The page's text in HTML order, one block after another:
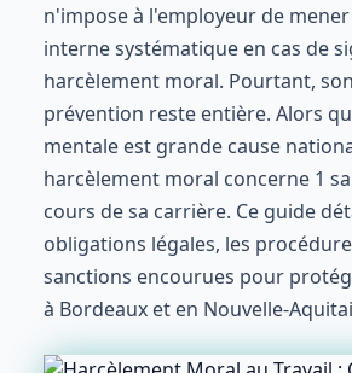
n'impose à l'employeur de
interne systématique en cas de
harcèlement moral. Pourtant,
prévention reste entière. Alors
mentale est grande cause
harcèlement moral concerne 1
cours de sa carrière. Ce guide
obligations légales, les
sanctions encourues pour
à Bordeaux et en Nouvelle-